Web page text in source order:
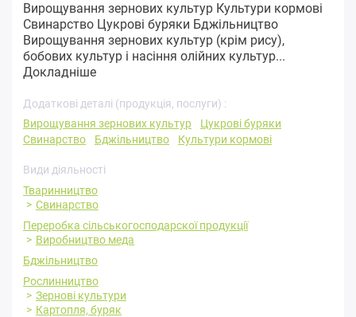
Вирощування зернових культур Культури кормові
Свинарство Цукрові буряки Бджільництво
Вирощування зернових культур (крім рису),
бобових культур і насіння олійних культур...
Докладніше
Додаткові деталі (продукція, послуги) :
Вирощування зернових культур
Цукрові буряки
Свинарство
Бджільництво Культури кормові
Види діяльності
Тваринництво
Свинарство
Переробка cільськогосподарскої продукції
Виробництво меда
Бджільництво
Рослинництво
Зернові культури
Картопля, буряк